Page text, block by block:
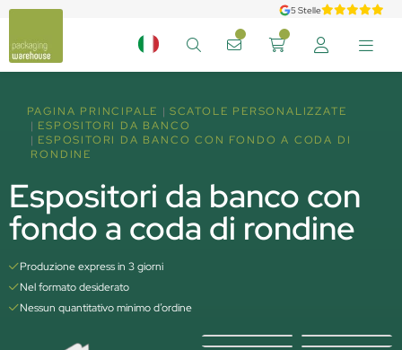
5 Stelle
PAGINA PRINCIPALE
SCATOLE PERSONALIZZATE
ESPOSITORI DA BANCO
ESPOSITORI DA BANCO CON FONDO A CODA DI
RONDINE
Espositori da banco con
fondo a coda di rondine
Produzione express in 3 giorni
Nel formato desiderato
Nessun quantitativo minimo d’ordine